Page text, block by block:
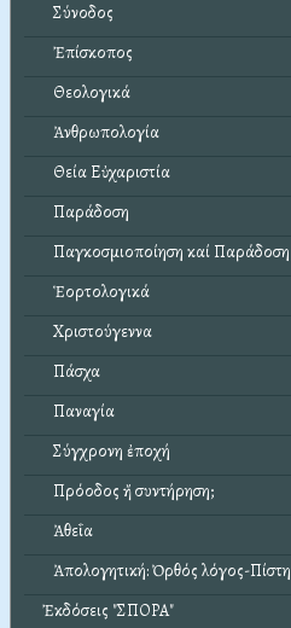
Σύνοδος
Ἐπίσκοπος
Θεολογικά
Ἀνθρωπολογία
Θεία Εὐχαριστία
Παράδοση
Παγκοσμιοποίηση καί Παράδοση
Ἑορτολογικά
Χριστούγεννα
Πάσχα
Παναγία
Σύγχρονη ἐποχή
Πρόοδος ἤ συντήρηση;
Ἀθεΐα
Ἀπολογητική: Ὀρθός λόγος-Πίστη
Ἐκδόσεις "ΣΠΟΡΑ"